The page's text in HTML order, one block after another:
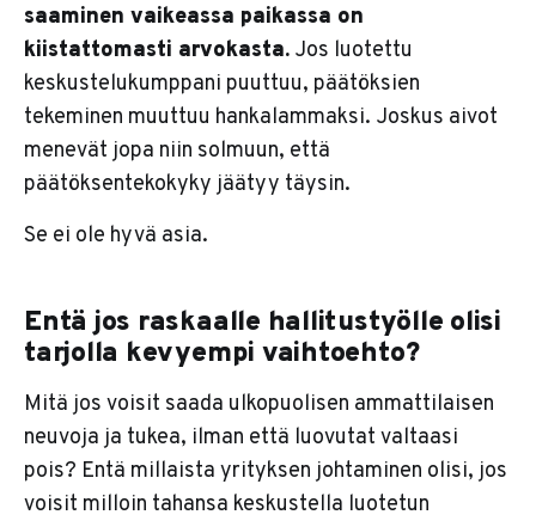
saaminen vaikeassa paikassa on
kiistattomasti arvokasta. Jos luotettu
keskustelukumppani puuttuu, päätöksien
tekeminen muuttuu hankalammaksi. Joskus aivot
menevät jopa niin solmuun, että
päätöksentekokyky jäätyy täysin.
Se ei ole hyvä asia.
Entä jos raskaalle hallitustyölle olisi
tarjolla kevyempi vaihtoehto?
Mitä jos voisit saada ulkopuolisen ammattilaisen
neuvoja ja tukea, ilman että luovutat valtaasi
pois? Entä millaista yrityksen johtaminen olisi, jos
voisit milloin tahansa keskustella luotetun